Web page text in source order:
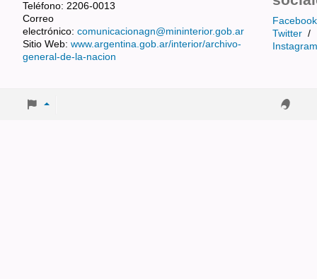
Teléfono: 2206-0013
Correo
electrónico: comunicacionagn@mininterior.gob.ar
Sitio Web: www.argentina.gob.ar/interior/archivo-
general-de-la-nacion
Facebook
Twitter /
Instagram